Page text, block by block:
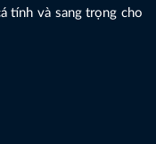
tính và sang trọng cho